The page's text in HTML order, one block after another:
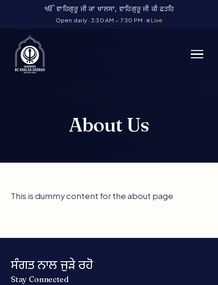
ੴ ਵਾਹਿਗੁਰੂ ਜੀ ਕਾ ਖਾਲਸਾ, ਵਾਹਿਗੁਰੂ ਜੀ ਕੀ ਫ਼ਤਹਿ
Open daily · 3:30 AM – 7:30 PM · Live
About Us
This is dummy content for the about page
ਸੰਗਤ ਨਾਲ ਜੁੜੇ ਰਹੋ
Stay Connected